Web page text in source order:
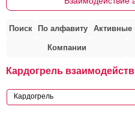
Поиск По алфавиту Активные
Компании
Кардогрель